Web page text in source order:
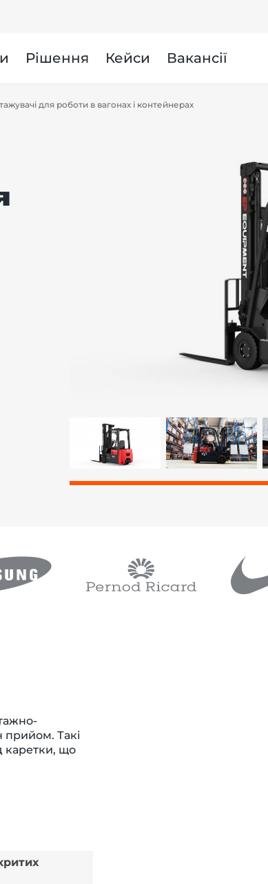
Рішення Кейси Вакансії
для роботи в вагонах і контейнерах
прийом. Такі
каретки, що